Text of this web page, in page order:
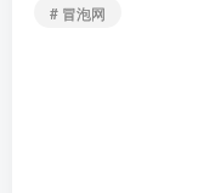
# 冒泡网